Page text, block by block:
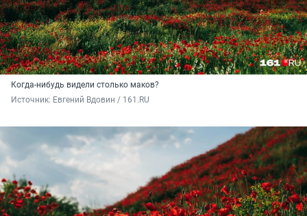
Когда-нибудь видели столько маков?
Источник: Евгений Вдовин / 161.RU